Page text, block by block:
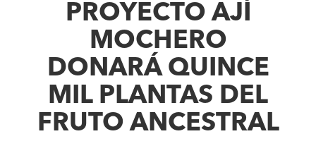
PROYECTO AJÍ
MOCHERO
DONARÁ QUINCE
MIL PLANTAS DEL
FRUTO ANCESTRAL